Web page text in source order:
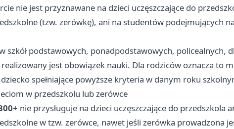
nie jest przyznawane na dzieci uczęszczające do
(tzw. zerówkę), ani na studentów podejmujących
szkół podstawowych, ponadpodstawowych, policealnych,
jest obowiązek nauki. Dla rodziców oznacza to
spełniające powyższe kryteria w danym roku
w przedszkolu lub zerówce
nie przysługuje na dzieci uczęszczające do przedszkola
w tzw. zerówce, nawet jeśli zerówka prowadzona